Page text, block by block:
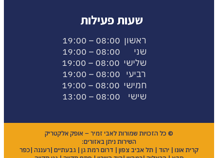
שעות פעילות
ראשון 08:00 – 19:00
שני 08:00 – 19:00
שלישי 08:00 – 19:00
רביעי 08:00 – 19:00
חמישי 08:00 – 19:00
שישי 08:00 – 13:00
© כל הזכויות שמורות לאבי זמיר – אופק אלקטריק
השירות ניתן באזורים:
קרית אונו | יהוד | תל אביב צפון | דרום רמת גן | גבעתיים |רעננה |כפר